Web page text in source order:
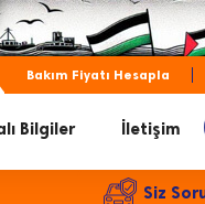
Bakım Fiyatı Hesapla
Bilgiler İletişim
Siz